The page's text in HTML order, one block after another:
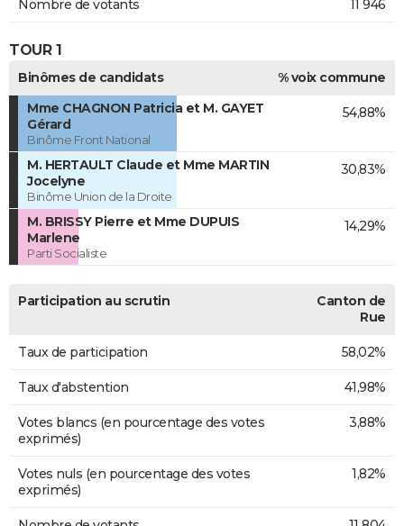
Nombre de votants 11 946
TOUR 1
Binômes de candidats
% voix commune
Mme CHAGNON Patricia et M. GAYET
Gérard
Binôme Front National
54,88%
M. HERTAULT Claude et Mme MARTIN
Jocelyne
Binôme Union de la Droite
30,83%
M. BRISSY Pierre et Mme DUPUIS
Marlene
Parti Socialiste
14,29%
Participation au scrutin
Canton de
Rue
Taux de participation 58,02%
Taux d'abstention 41,98%
Votes blancs (en pourcentage des votes
exprimés)
3,88%
Votes nuls (en pourcentage des votes
exprimés)
1,82%